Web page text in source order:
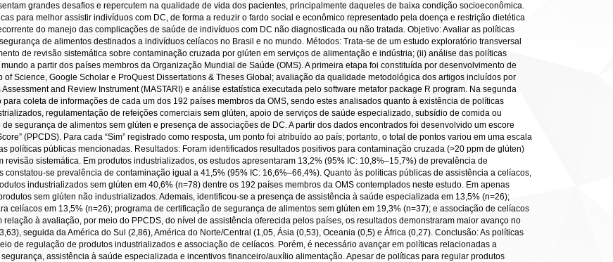
grandes desafios e repercutem na qualidade de vida dos pacientes, principalmente daqueles de baixa condição socioeconômica.
para melhor assistir indivíduos com DC, de forma a reduzir o fardo social e econômico representado pela doença e restrição dietética
do manejo das complicações de saúde de indivíduos com DC não diagnosticada ou não tratada. Objetivo: Avaliar as políticas
de alimentos destinados a indivíduos celíacos no Brasil e no mundo. Métodos: Trata-se de um estudo exploratório transversal
de revisão sistemática sobre contaminação cruzada por glúten em serviços de alimentação e indústria; (ii) análise das políticas
a partir dos países membros da Organização Mundial de Saúde (OMS). A primeira etapa foi constituída por desenvolvimento de
of Science, Google Scholar e ProQuest Dissertations & Theses Global; avaliação da qualidade metodológica dos artigos incluídos por
and Review Instrument (MASTARI) e análise estatística executada pelo software metafor package R program. Na segunda
coleta de informações de cada um dos 192 países membros da OMS, sendo estes analisados quanto à existência de políticas
regulamentação de refeições comerciais sem glúten, apoio de serviços de saúde especializado, subsídio de comida ou
segurança de alimentos sem glúten e presença de associações de DC. A partir dos dados encontrados foi desenvolvido um escore
(PPCDS). Para cada “Sim” registrado como resposta, um ponto foi atribuído ao país; portanto, o total de pontos variou em uma escala
políticas públicas mencionadas. Resultados: Foram identificados resultados positivos para contaminação cruzada (>20 ppm de glúten)
sistemática. Em produtos industrializados, os estudos apresentaram 13,2% (95% IC: 10,8%–15,7%) de prevalência de
se prevalência de contaminação igual a 41,5% (95% IC: 16,6%–66,4%). Quanto às políticas públicas de assistência a celíacos,
industrializados sem glúten em 40,6% (n=78) dentre os 192 países membros da OMS contemplados neste estudo. Em apenas
sem glúten não industrializados. Ademais, identificou-se a presença de assistência à saúde especializada em 13,5% (n=26);
celíacos em 13,5% (n=26); programa de certificação de segurança de alimentos sem glúten em 19,3% (n=37); e associação de celíacos
à avaliação, por meio do PPCDS, do nível de assistência oferecida pelos países, os resultados demonstraram maior avanço no
seguida da América do Sul (2,86), América do Norte/Central (1,05, Ásia (0,53), Oceania (0,5) e África (0,27). Conclusão: As políticas
de regulação de produtos industrializados e associação de celíacos. Porém, é necessário avançar em políticas relacionadas a
assistência à saúde especializada e incentivos financeiro/auxílio alimentação. Apesar de políticas para regular produtos